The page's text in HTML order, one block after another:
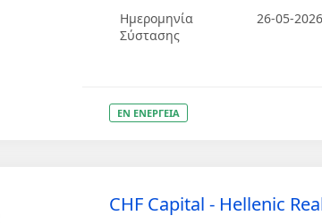
Ημερομηνία
Σύστασης
26-05-2026
ΕΝ ΕΝΕΡΓΕΙΑ
CHF Capital - Hellenic